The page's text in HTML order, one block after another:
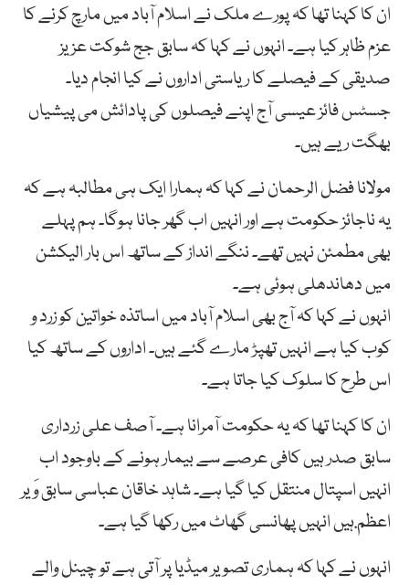
ان کا کہنا تھا کہ پورے ملک نے اسلام آباد میں مارچ کرنے کا
عزم ظاہر کیا ہے۔ انہوں نے کہا کہ سابق جج شوکت عزیز
صدیقی کے فیصلے کا ریاستی اداروں نے کیا انجام دیا۔
جسٹس فائز عیسی آج اپنے فیصلوں کی پادائش می پیشیاں
بھگت ریے ہیں۔
مولانا فضل الرحمان نے کہا کہ ہمارا ایک ہی مطالبہ ہے کہ
یہ ناجائز حکومت ہے اور انہیں اب گھر جانا ہوگا۔ ہم پہلے
بھی مطمئن نہیں تھے۔ ننگے انداز کے ساتھ اس بار الیکشن
میں دھاندھلی ہوئی ہے۔
انہوں نے کہا کہ آج بھی اسلام آباد میں اساتذہ خواتین کو زرد و
کوب کیا ہے انہیں تھپڑ مارے گئے ہیں۔ اداروں کے ساتھ کیا
اس طرح کا سلوک کیا جاتا ہے۔
ان کا کہنا تھا کہ یہ حکومت آمرانا ہے۔ آصف علی زرداری
سابق صدر ہیں کافی عرصے سے بیمار ہونے کے باوجود اب
انہیں اسپتال منتقل کیا گیا ہے۔ شاہد خاقان عباسی سابق وَیر
اعظم.ہیں انہیں پھانسی گھاٹ میں رکھا گیا ہے۔
انہوں نے کہا کہ ہماری تصویر میڈیا پر آتی ہے تو چینل والے